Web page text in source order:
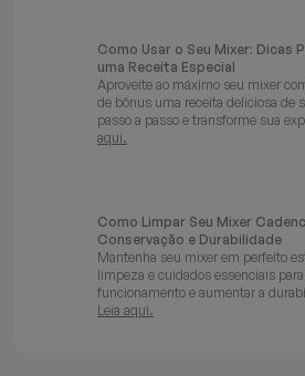
Como Usar o Seu Mixer: Dicas
uma Receita Especial
Aproveite ao máximo seu mixer
de bônus uma receita deliciosa de
passo a passo e transforme sua
aqui.
Como Limpar Seu Mixer
Conservação e Durabilidade
Mantenha seu mixer em perfeito
limpeza e cuidados essenciais
funcionamento e aumentar a
Leia aqui.